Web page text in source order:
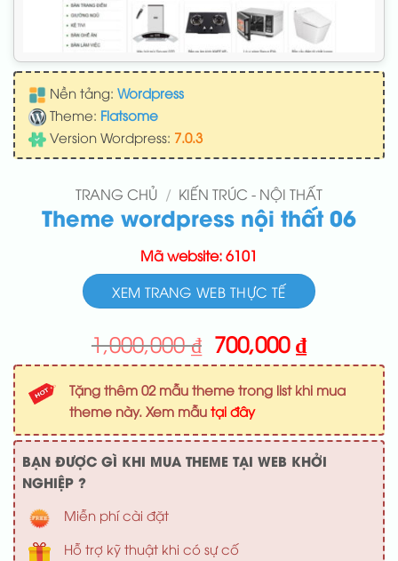
Nền tảng: Wordpress
Theme: Flatsome
Version Wordpress: 7.0.3
TRANG CHỦ / KIẾN TRÚC - NỘI THẤT
Theme wordpress nội thất 06
Mã website: 6101
XEM TRANG WEB THỰC TẾ
1,000,000₫ Giá
gốc
là:
1,000,000 ₫.
700,000₫Giá
hiện
tại
700,000
Tặng thêm 02 mẫu theme trong list khi mua
theme này. Xem mẫu tại đây
BẠN ĐƯỢC GÌ KHI MUA THEME TẠI WEB KHỞI
NGHIỆP ?
Miễn phí cài đặt
Hỗ trợ kỹ thuật khi có sự cố